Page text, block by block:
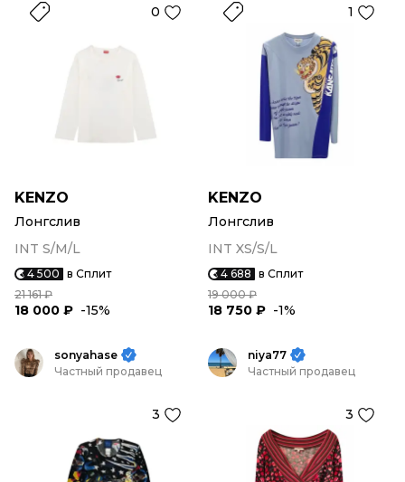
0
KENZO
Лонгслив
INT S/M/L
4 500 в Сплит
21 161 ₽
18 000 ₽ -15%
1
KENZO
Лонгслив
INT XS/S/L
4 688 в Сплит
19 000 ₽
18 750 ₽ -1%
sonyahase
Частный продавец
3
niya77
Частный продавец
3